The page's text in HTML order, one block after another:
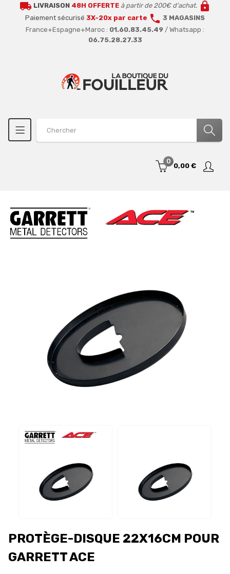
local_shipping LIVRAISON 48H OFFERTE à partir de 200€ d'achat. lock
Paiement sécurisé 3X-20x par carte call 3 MAGASINS
France+Espagne+Maroc : 01.60.83.45.49 / Whatsapp :
06.75.28.27.33
0
0,00 €
PROTÈGE-DISQUE 22X16CM POUR
GARRETT ACE